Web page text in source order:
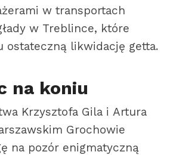
w transportach
w Treblince, które
ostateczną likwidację getta.
na koniu
Krzysztofa Gila i Artura
Grochowie
na pozór enigmatyczną